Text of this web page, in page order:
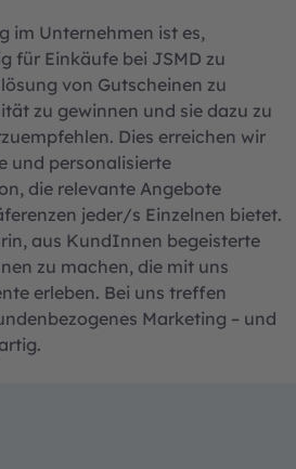
im Unternehmen ist es,
für Einkäufe bei JSMD zu
von Gutscheinen zu
zu gewinnen und sie dazu zu
Dies erreichen wir
und personalisierte
die relevante Angebote
jeder/s Einzelnen bietet.
aus KundInnen begeisterte
zu machen, die mit uns
erleben. Bei uns treffen
Marketing – und